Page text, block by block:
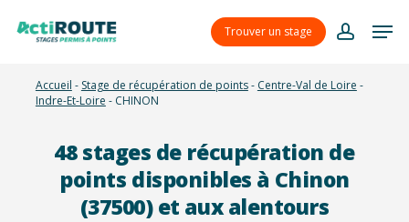
Trouver un stage
account
Accueil - Stage de récupération de points- Centre-Val de Loire -
Indre-Et-Loire - CHINON
48stages de récupération de
points disponibles à Chinon
(37500) et aux alentours